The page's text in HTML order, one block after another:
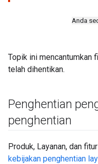
Anda
Topik ini mencantumkan
telah dihentikan.
Penghentian
penghentian
Produk, Layanan, dan
kebijakan penghentian